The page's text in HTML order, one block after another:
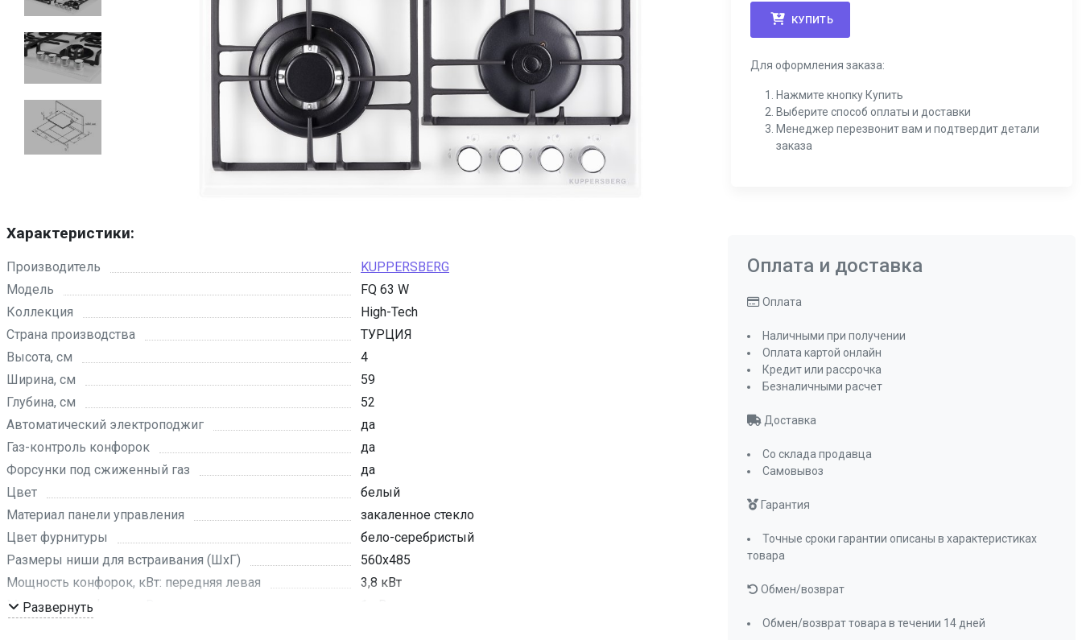
КУПИТЬ
Для оформления заказа:
Нажмите кнопку Купить
Выберите способ оплаты и доставки
Менеджер перезвонит вам и подтвердит детали
заказа
Характеристики:
Производитель
KUPPERSBERG
Модель
FQ 63 W
Коллекция
High-Tech
Страна производства
ТУРЦИЯ
Высота, см
4
Ширина, см
59
Глубина, см
52
Автоматический электроподжиг
да
Газ-контроль конфорок
да
Форсунки под сжиженный газ
да
Цвет
белый
Материал панели управления
закаленное стекло
Цвет фурнитуры
бело-серебристый
Размеры ниши для встраивания (ШхГ)
560х485
Мощность конфорок, кВт: передняя левая
3,8 кВт
Мощность конфорок, кВт: передняя правая
Развернуть
Оплата и доставка
Оплата
Наличными при получении
Оплата картой онлайн
Кредит или рассрочка
Безналичными расчет
Доставка
Со склада продавца
Самовывоз
Гарантия
Точные сроки гарантии описаны в характеристиках
товара
Обмен/возврат
Обмен/возврат товара в течении 14 дней